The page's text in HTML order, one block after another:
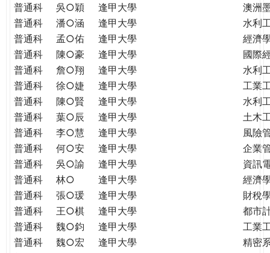
普通科
吳○穎 逢甲大學
澳洲
普通科
潘○涵 逢甲大學
水利
普通科
孟○佑 逢甲大學
經濟
普通科
陳○豪 逢甲大學
國際
普通科
詹○翔 逢甲大學
水利
普通科
徐○婕 逢甲大學
工業
普通科
陳○賢 逢甲大學
水利
普通科
葉○辰 逢甲大學
土木
普通科
李○慧 逢甲大學
風險
普通科
何○安 逢甲大學
企業
普通科
吳○諭 逢甲大學
資訊
普通科
林○ 逢甲大學
經濟
普通科
張○瑗 逢甲大學
財稅
普通科
王○棋 逢甲大學
都市
普通科
魏○鈞 逢甲大學
工業
普通科
魏○宏 逢甲大學
精密